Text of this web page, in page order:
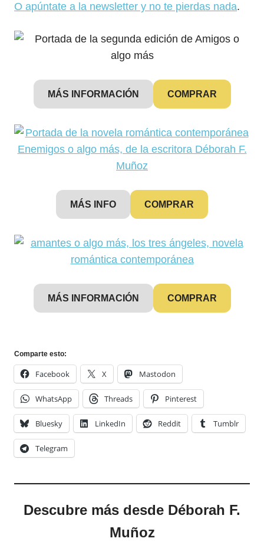
O apúntate a la newsletter y no te pierdas nada.
MÁS INFORMACIÓN COMPRAR
MÁS INFO COMPRAR
MÁS INFORMACIÓN COMPRAR
Comparte esto:
Facebook X Mastodon
WhatsApp Threads Pinterest
Bluesky LinkedIn Reddit Tumblr
Telegram
Descubre más desde Déborah F.
Muñoz